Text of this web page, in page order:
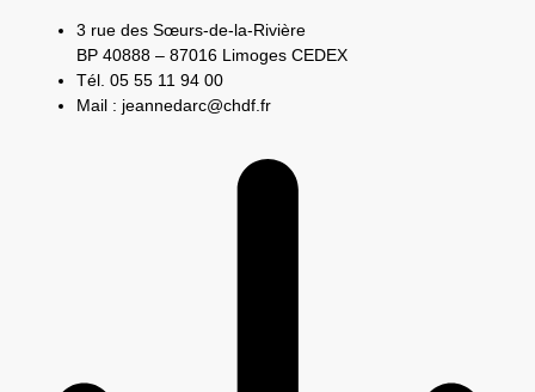
3 rue des Sœurs-de-la-Rivière
BP 40888 – 87016 Limoges CEDEX
Tél. 05 55 11 94 00
Mail : jeannedarc@chdf.fr